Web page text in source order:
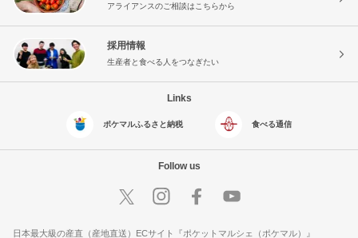
アライアンスのご相談はこちらから
採用情報
生産者と食べる人をつなぎたい
Links
ポケマルふるさと納税 食べる通信
Follow us
日本最大級の産直（産地直送）ECサイト『ポケットマルシェ（ポケマル）』